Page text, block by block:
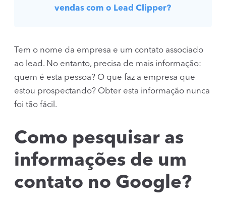
vendas com o Lead Clipper?
Tem o nome da empresa e um contato associado
ao lead. No entanto, precisa de mais informação:
quem é esta pessoa? O que faz a empresa que
estou prospectando? Obter esta informação nunca
foi tão fácil.
Como pesquisar as
informações de um
contato no Google?